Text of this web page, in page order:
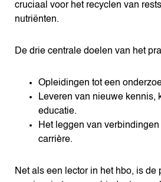
cruciaal voor het recyclen van
nutriënten.
De drie centrale doelen van het
Opleidingen tot een
Leveren van nieuwe kennis,
educatie.
Het leggen van
carrière.
Net als een lector in het hbo, is de